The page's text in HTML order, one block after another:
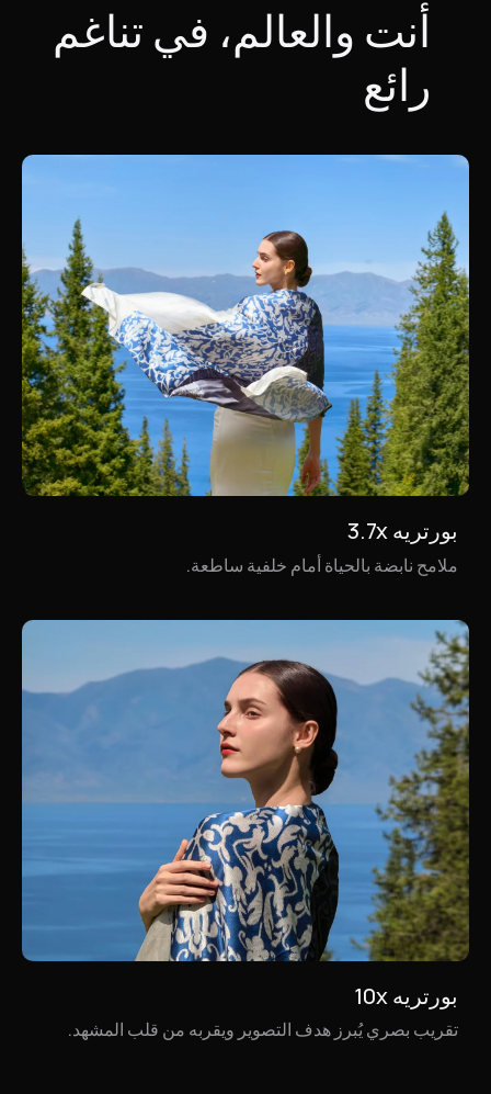
أنت والعالم، في تناغم
رائع
بورتريه 3.7x
ملامح نابضة بالحياة أمام خلفية ساطعة.
بورتريه 10x
تقريب بصري يُبرز هدف التصوير ويقربه من قلب المشهد.
مناظر طبيعية 3.7x
ألوان الغروب تحتضن المباني على حواف الجبال، لتكشف عن
مناظر طبيعية 10x